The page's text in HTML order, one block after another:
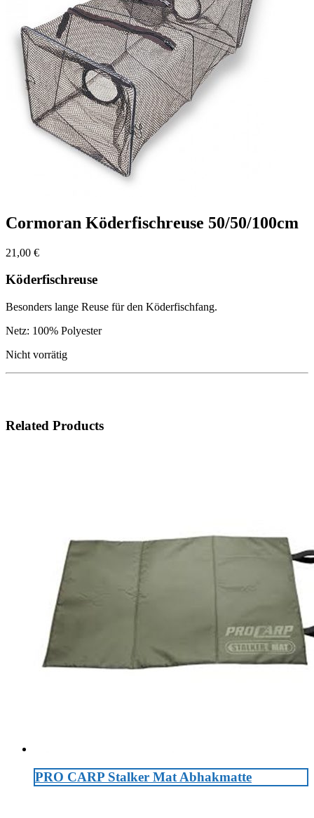
Cormoran Köderfischreuse 50/50/100cm
21,00 €
Köderfischreuse
Besonders lange Reuse für den Köderfischfang.
Netz: 100% Polyester
Nicht vorrätig
Related Products
PRO CARP Stalker Mat Abhakmatte